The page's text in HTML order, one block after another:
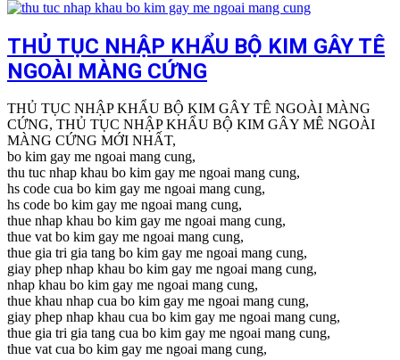
THỦ TỤC NHẬP KHẨU BỘ KIM GÂY TÊ
NGOÀI MÀNG CỨNG
THỦ TỤC NHẬP KHẨU BỘ KIM GÂY TÊ NGOÀI MÀNG
CỨNG, THỦ TỤC NHẬP KHẨU BỘ KIM GÂY MÊ NGOÀI
MÀNG CỨNG MỚI NHẤT,
bo kim gay me ngoai mang cung,
thu tuc nhap khau bo kim gay me ngoai mang cung,
hs code cua bo kim gay me ngoai mang cung,
hs code bo kim gay me ngoai mang cung,
thue nhap khau bo kim gay me ngoai mang cung,
thue vat bo kim gay me ngoai mang cung,
thue gia tri gia tang bo kim gay me ngoai mang cung,
giay phep nhap khau bo kim gay me ngoai mang cung,
nhap khau bo kim gay me ngoai mang cung,
thue khau nhap cua bo kim gay me ngoai mang cung,
giay phep nhap khau cua bo kim gay me ngoai mang cung,
thue gia tri gia tang cua bo kim gay me ngoai mang cung,
thue vat cua bo kim gay me ngoai mang cung,